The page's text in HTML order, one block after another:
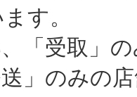
す。
受取」の
のみの店